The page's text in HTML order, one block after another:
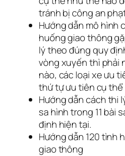
tránh bị công an
Hướng dẫn mô hình
huống giao thông
lý theo đúng quy
vòng xuyến thì phải
nào, các loại xe ưu
thứ tự ưu tiên cụ
Hướng dẫn cách thi
sa hình trong 11 bài
định hiện tại.
Hướng dẫn 120 tình
giao thông